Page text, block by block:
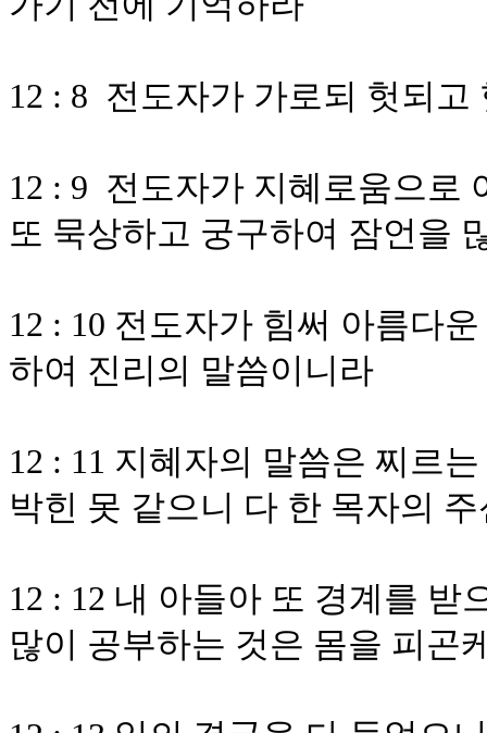
12 : 8 전도자가 가로되 헛되
12 : 9 전도자가 지혜로움으로
또 묵상하고 궁구하여 잠언을
12 : 10 전도자가 힘써 아름다
하여 진리의 말씀이니라
12 : 11 지혜자의 말씀은 찌르
박힌 못 같으니 다 한 목자의
12 : 12 내 아들아 또 경계를 받
많이 공부하는 것은 몸을 피곤